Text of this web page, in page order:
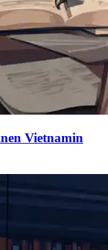
Vietnamin